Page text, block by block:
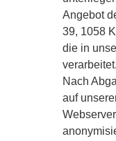
Angebot
39, 1058
die in
verarbeitet.
Nach
auf